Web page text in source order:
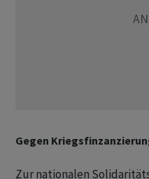
Gegen
Zur nationalen